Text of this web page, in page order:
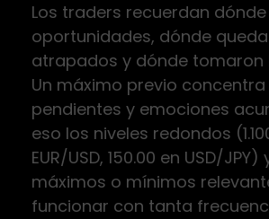
Los traders recuerdan
oportunidades, dónde
atrapados y dónde tomaron
Un máximo previo
pendientes y emociones
eso los niveles redondos
EUR/USD, 150.00 en USD/JPY)
máximos o mínimos
funcionar con tanta